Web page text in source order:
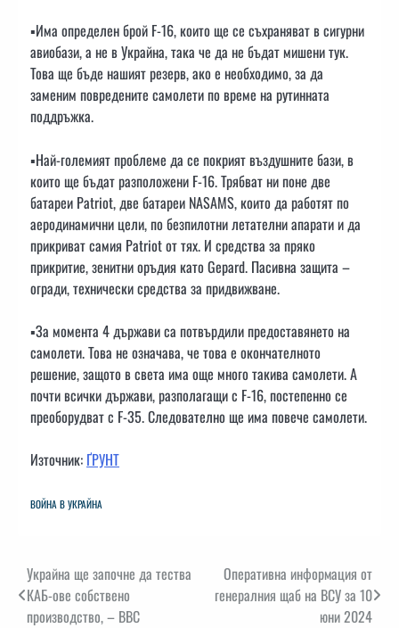
▪️Има определен брой F-16, които ще се съхраняват в сигурни
авиобази, а не в Украйна, така че да не бъдат мишени тук.
Това ще бъде нашият резерв, ако е необходимо, за да
заменим повредените самолети по време на рутинната
поддръжка.
▪️Най-големият проблеме да се покрият въздушните бази, в
които ще бъдат разположени F-16. Трябват ни поне две
батареи Patriot, две батареи NASAMS, които да работят по
аеродинамични цели, по безпилотни летателни апарати и да
прикриват самия Patriot от тях. И средства за пряко
прикритие, зенитни оръдия като Gepard. Пасивна защита –
огради, технически средства за придвижване.
▪️За момента 4 държави са потвърдили предоставянето на
самолети. Това не означава, че това е окончателното
решение, защото в света има още много такива самолети. А
почти всички държави, разполагащи с F-16, постепенно се
преоборудват с F-35. Следователно ще има повече самолети.
Източник: ҐРУНТ
ВОЙНА В УКРАЙНА
Навигация
Украйна ще започне да тества
КАБ-ове собствено
производство, – ВВС
Оперативна информация от
генералния щаб на ВСУ за 10
юни 2024